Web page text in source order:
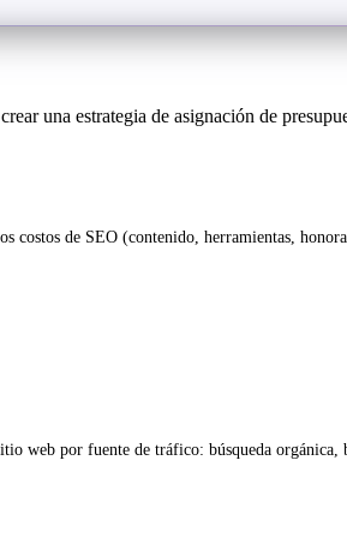
una estrategia de asignación de
de SEO (contenido, herramientas,
web por fuente de tráfico: búsqueda orgánica,